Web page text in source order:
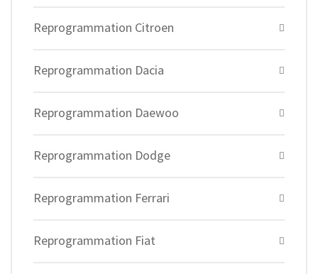
Reprogrammation Citroen
Reprogrammation Dacia
Reprogrammation Daewoo
Reprogrammation Dodge
Reprogrammation Ferrari
Reprogrammation Fiat